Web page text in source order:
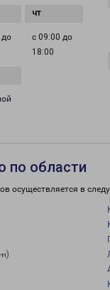
до
с 09:00 до
18:00
по области
осуществляется в